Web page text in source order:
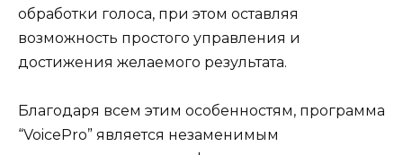
обработки голоса, при этом оставляя
возможность простого управления и
достижения желаемого результата.
Благодаря всем этим особенностям, программа
“VoicePro” является незаменимым